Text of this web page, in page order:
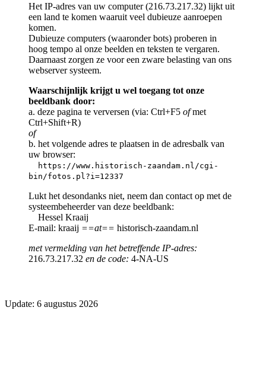
Het IP-adres van uw computer (216.73.217.32) lijkt uit
een land te komen waaruit veel dubieuze aanroepen
komen.
Dubieuze computers (waaronder bots) proberen in
hoog tempo al onze beelden en teksten te vergaren.
Daarnaast zorgen ze voor een zware belasting van ons
webserver systeem.
Waarschijnlijk krijgt u wel toegang tot onze
beeldbank door:
a. deze pagina te verversen (via: Ctrl+F5 ofmet
Ctrl+Shift+R)
of
b. het volgende adres te plaatsen in de adresbalk van
uw browser:
https://www.historisch-zaandam.nl/cgi-
bin/fotos.pl?i=12337
Lukt het desondanks niet, neem dan contact op met de
systeembeheerder van deze beeldbank:
Hessel Kraaij
E-mail: kraaij ==at== historisch-zaandam.nl
met vermelding van het betreffende IP-adres:
216.73.217.32 en de code: 4-NA-US
Update: 6 augustus 2026